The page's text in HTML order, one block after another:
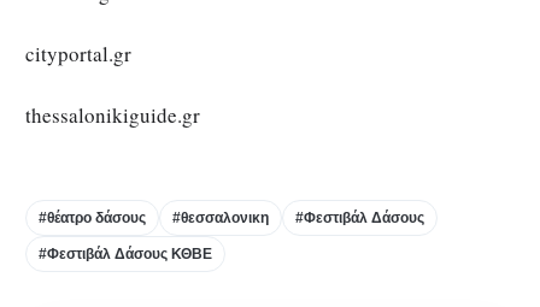
cityportal.gr
thessalonikiguide.gr
#θέατρο δάσους #θεσσαλονικη #Φεστιβάλ Δάσους
#Φεστιβάλ Δάσους ΚΘΒΕ